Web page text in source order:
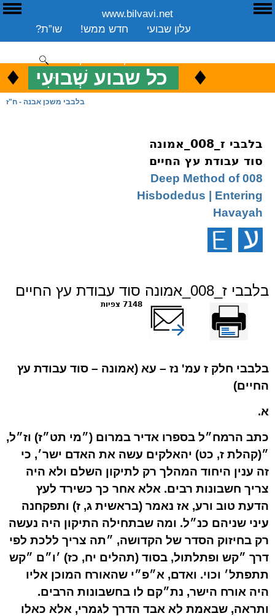
www.bilvavi.net
שו”ת?
חדש ממש!
עלון שבועי
שיעורים שבועי
ספרים
ארכיון
סקירה כללית
ENGLISH ♦ כל שבוע שְׁבוּעִי ♦
בלבבי משכן אבנה - ח"ז
בלבבי ז_008_אמונה
סוד עבודת עץ החיים
008 Deep Method of
Hisbodedus | Entering
Havayah
בלבבי ז_008_אמונה סוד עבודת עץ החיים
7148 צפיות שלח דף במייל
בלבבי חלק ז עמ' נז – עא (אמונה – סוד עבודת עץ
החיים)
א.
כתב הרמח״ל בספרו אדיר במרום (״מי תט״ז) וז״ל,
״(קהלת ז, כט) יהאלקים עשה את האדם ישר׳, כי
זה ענין היחוד המהלך רק לתיקון השלם ולא היה
צריך חשבונות רבים. אלא אחר כך כשירד לעץ
הדעת טוב ורע, אז נאמר (בראשית ג, ז) ותפקחנה
עיני שניהם כנ״ל. ומה שבתחילה התיקון היה נעשה
רק בחיזוק הסדר של הקדושה, ״תה צריך ללכת לפי
דרך ״קש ופתלתול, בסוד (תהלים יח, כז) ׳ו״ם ״קש
תתפתל׳ וכוי. ואדם, א״פ״י שהאורח המוכן אליו
היה אורח הישר, נת״קם לו בחשבונות הרבים.
ותראה, שבאמת לא אבד הדרך לגמרי, אלא כאלו